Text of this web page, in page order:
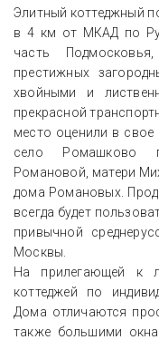
Элитный коттеджный
в 4 км от МКАД по
часть
престижных
хвойными и
прекрасной
место оценили в свое
село Ромашково
Романовой, матери
дома Романовых.
всегда будет
привычной
Москвы.
На прилегающей к
коттеджей по
Дома отличаются
также большими